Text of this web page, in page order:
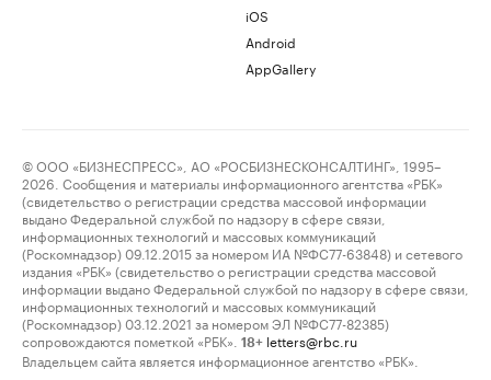
iOS
Android
AppGallery
© ООО «БИЗНЕСПРЕСС», АО «РОСБИЗНЕСКОНСАЛТИНГ», 1995–
2026. Сообщения и материалы информационного агентства «РБК»
(свидетельство о регистрации средства массовой информации
выдано Федеральной службой по надзору в сфере связи,
информационных технологий и массовых коммуникаций
(Роскомнадзор) 09.12.2015 за номером ИА №ФС77-63848) и сетевого
издания «РБК» (свидетельство о регистрации средства массовой
информации выдано Федеральной службой по надзору в сфере связи,
информационных технологий и массовых коммуникаций
(Роскомнадзор) 03.12.2021 за номером ЭЛ №ФС77-82385)
сопровождаются пометкой «РБК».
18+ letters@rbc.ru
Владельцем сайта является информационное агентство «РБК».